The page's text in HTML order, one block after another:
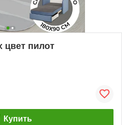
цвет пилот
Купить